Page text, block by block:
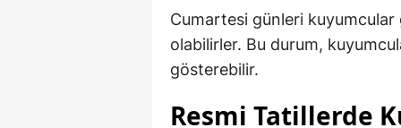
Cumartesi günleri kuyumcular
olabilirler. Bu durum,
gösterebilir.
Resmi Tatillerde